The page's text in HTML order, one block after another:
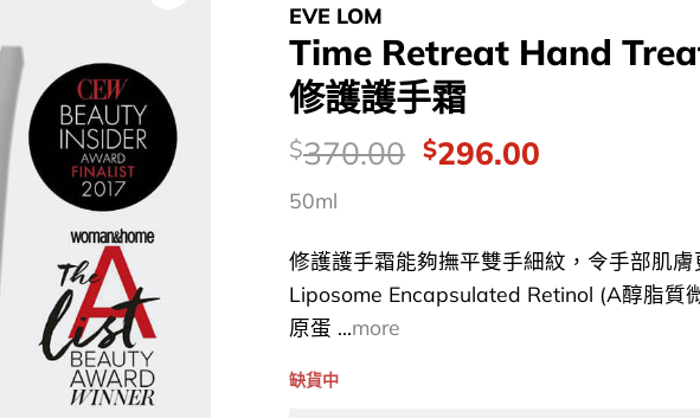
EVE LOM
Time Retreat Hand
修護護手霜
價
$370.00 Original
$370.00.
$296.00Current
$296.00.
50ml
修護護手霜能夠撫平雙手細紋，令手部肌
Liposome Encapsulated Retinol (A醇脂質
原蛋 ...more
缺貨中